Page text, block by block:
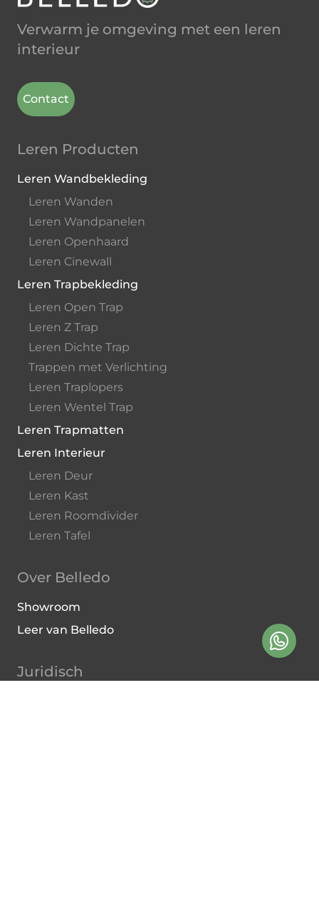
Verwarm je omgeving met een leren
interieur
Contact
Leren Producten
Leren Wandbekleding
Leren Wanden
Leren Wandpanelen
Leren Openhaard
Leren Cinewall
Leren Trapbekleding
Leren Open Trap
Leren Z Trap
Leren Dichte Trap
Trappen met Verlichting
Leren Traplopers
Leren Wentel Trap
Leren Trapmatten
Leren Interieur
Leren Deur
Leren Kast
Leren Roomdivider
Leren Tafel
Over Belledo
Showroom
Leer van Belledo
Juridisch